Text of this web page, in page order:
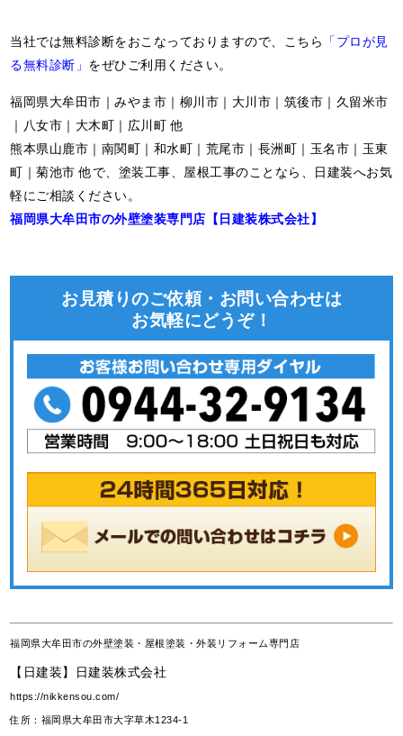
当社では無料診断をおこなっておりますので、こちら
「プロが見
る無料診断」 をぜひご利用ください。
福岡県大牟田市｜みやま市｜柳川市｜大川市｜筑後市｜久留米市
｜八女市｜大木町｜広川町 他
熊本県山鹿市｜南関町｜和水町｜荒尾市｜長洲町｜玉名市｜玉東
町｜菊池市 他で、塗装工事、屋根工事のことなら、日建装へお気
軽にご相談ください。
福岡県大牟田市の外壁塗装専門店【日建装株式会社】
お見積りのご依頼・お問い合わせは
お気軽にどうぞ！
福岡県大牟田市の外壁塗装・屋根塗装・外装リフォーム専門店
【日建装】日建装株式会社
https://nikkensou.com/
住所：福岡県大牟田市大字草木1234-1